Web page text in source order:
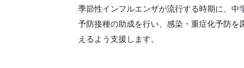
季節性インフルエンザが流行する時期に、
予防接種の助成を行い、感染・重症化予防
えるよう支援します。